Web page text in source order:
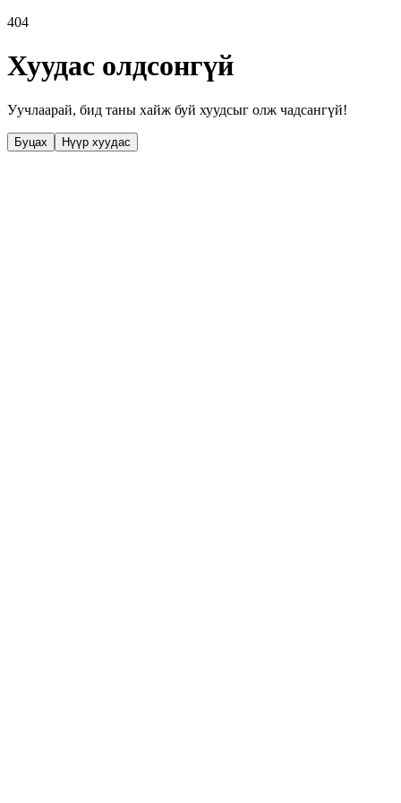
404
Хуудас олдсонгүй
Уучлаарай, бид таны хайж буй хуудсыг олж чадсангүй!
Буцах Нүүр хуудас